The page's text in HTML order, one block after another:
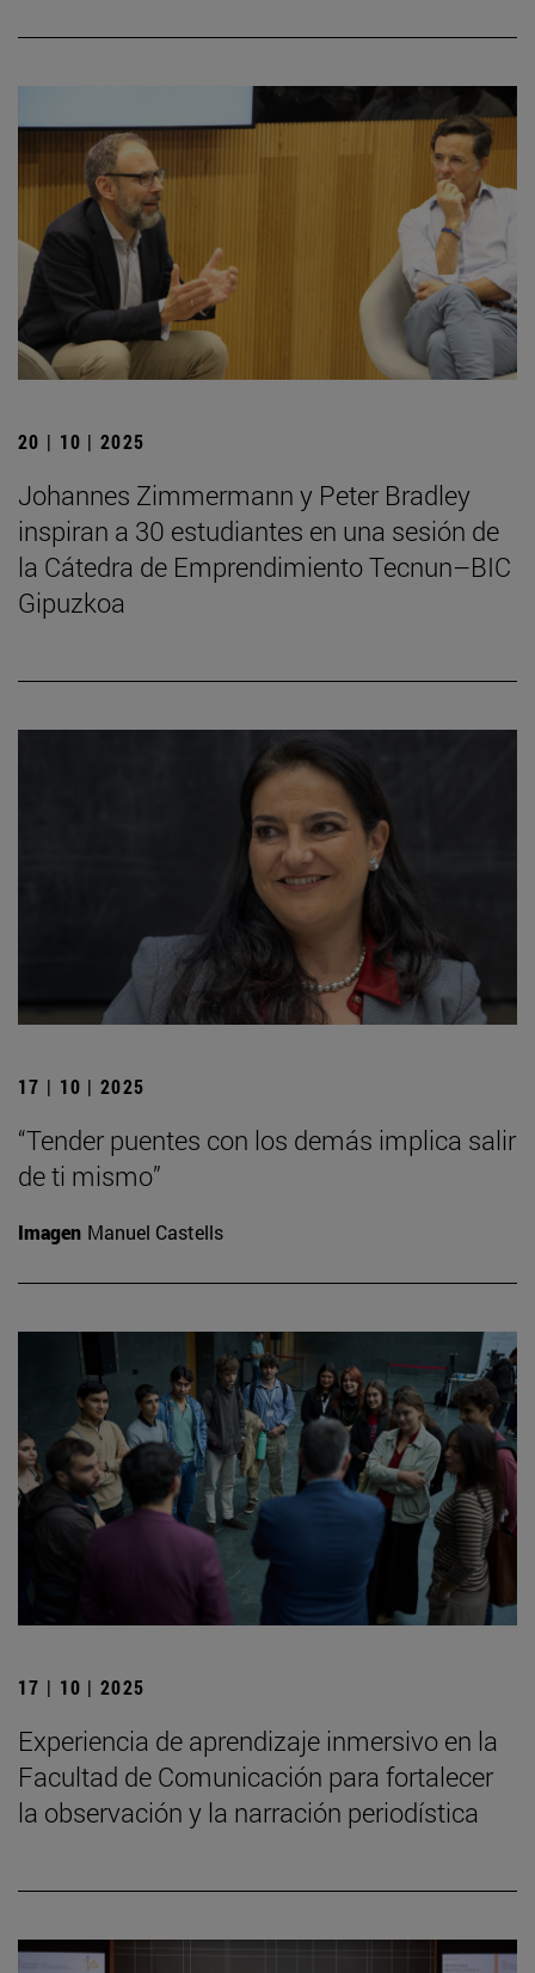
20 | 10 | 2025
Johannes Zimmermann y Peter Bradley
inspiran a 30 estudiantes en una sesión de
la Cátedra de Emprendimiento Tecnun–BIC
Gipuzkoa
17 | 10 | 2025
“Tender puentes con los demás implica salir
de ti mismo”
Imagen Manuel Castells
17 | 10 | 2025
Experiencia de aprendizaje inmersivo en la
Facultad de Comunicación para fortalecer
la observación y la narración periodística